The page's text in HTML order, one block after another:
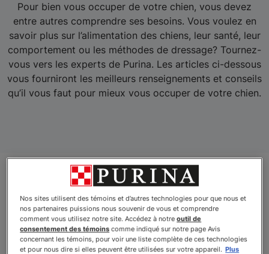
Pour bien vous occuper de votre chien, vous devez
entre autres comprendre ses besoins. Vous voulez en
savoir plus sur l’alimentation des chiens, leur santé, leur
comportement ou les méthodes de dressage? Tournez-
vous vers les experts de Purina. Les articles ci-dessous
vous fourniront les meilleurs renseignements et conseils
qu’il vous faut pour mieux vous occuper de votre chien.
Nos sites utilisent des témoins et d’autres technologies pour que nous et
nos partenaires puissions nous souvenir de vous et comprendre
comment vous utilisez notre site. Accédez à notreoutil de
consentement des témoins comme indiqué sur notre page Avis
concernant les témoins, pour voir une liste complète de ces technologies
et pour nous dire si elles peuvent être utilisées sur votre appareil. Plus